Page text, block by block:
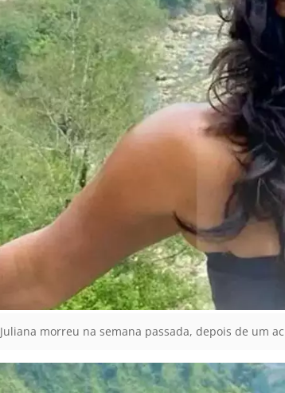
Juliana morreu na semana passada, depois de um